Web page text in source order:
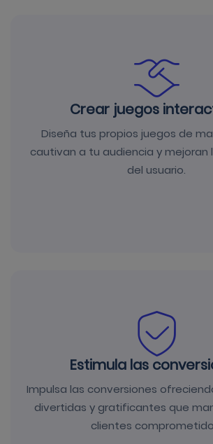
Crear juegos
Diseña tus propios juegos de
cautivan a tu audiencia y mejoran
del usuario.
Estimula las
Impulsa las conversiones
divertidas y gratificantes que
clientes